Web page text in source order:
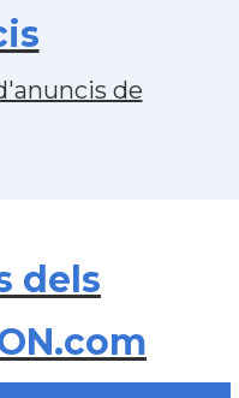
de
dels